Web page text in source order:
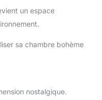
un espace
sa chambre bohème
nostalgique.